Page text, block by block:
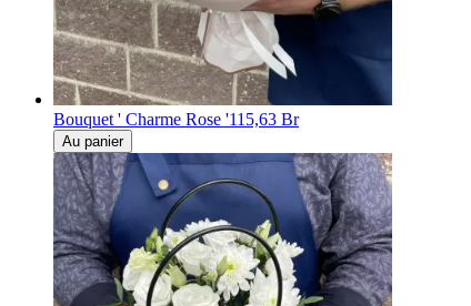
Bouquet ' Charme Rose '115,63 Br
Au panier